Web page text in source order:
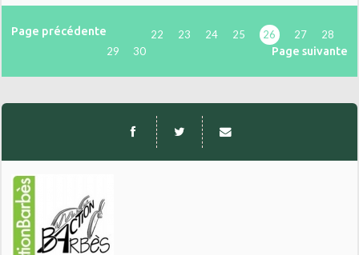
Page précédente 22 23 24 25 26 27
28
29
30 Page suivante